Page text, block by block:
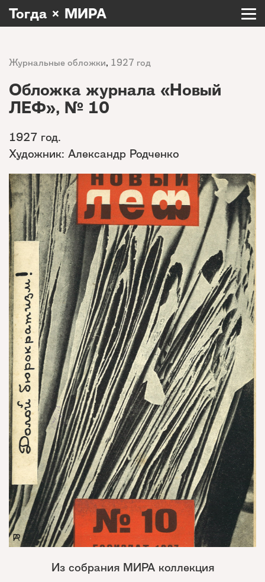
Тогда × МИРА
Журнальные обложки, 1927 год
Обложка журнала «Новый
ЛЕФ», № 10
1927 год.
Художник: Александр Родченко
Из собрания МИРА коллекция